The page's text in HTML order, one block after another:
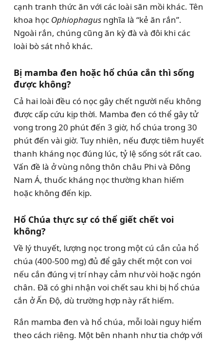
cạnh tranh thức ăn với các loài săn mồi khác. Tên
khoa học Ophiophagus nghĩa là “kẻ ăn rắn”.
Ngoài rắn, chúng cũng ăn kỳ đà và đôi khi các
loài bò sát nhỏ khác.
Bị mamba đen hoặc hổ chúa cắn thì sống
được không?
Cả hai loài đều có nọc gây chết người nếu không
được cấp cứu kịp thời. Mamba đen có thể gây tử
vong trong 20 phút đến 3 giờ, hổ chúa trong 30
phút đến vài giờ. Tuy nhiên, nếu được tiêm huyết
thanh kháng nọc đúng lúc, tỷ lệ sống sót rất cao.
Vấn đề là ở vùng nông thôn châu Phi và Đông
Nam Á, thuốc kháng nọc thường khan hiếm
hoặc không đến kịp.
Hổ Chúa thực sự có thể giết chết voi
không?
Về lý thuyết, lượng nọc trong một cú cắn của hổ
chúa (400-500 mg) đủ để gây chết một con voi
nếu cắn đúng vị trí nhạy cảm như vòi hoặc ngón
chân. Đã có ghi nhận voi chết sau khi bị hổ chúa
cắn ở Ấn Độ, dù trường hợp này rất hiếm.
Rắn mamba đen và hổ chúa, mỗi loài nguy hiểm
theo cách riêng. Một bên nhanh như tia chớp với